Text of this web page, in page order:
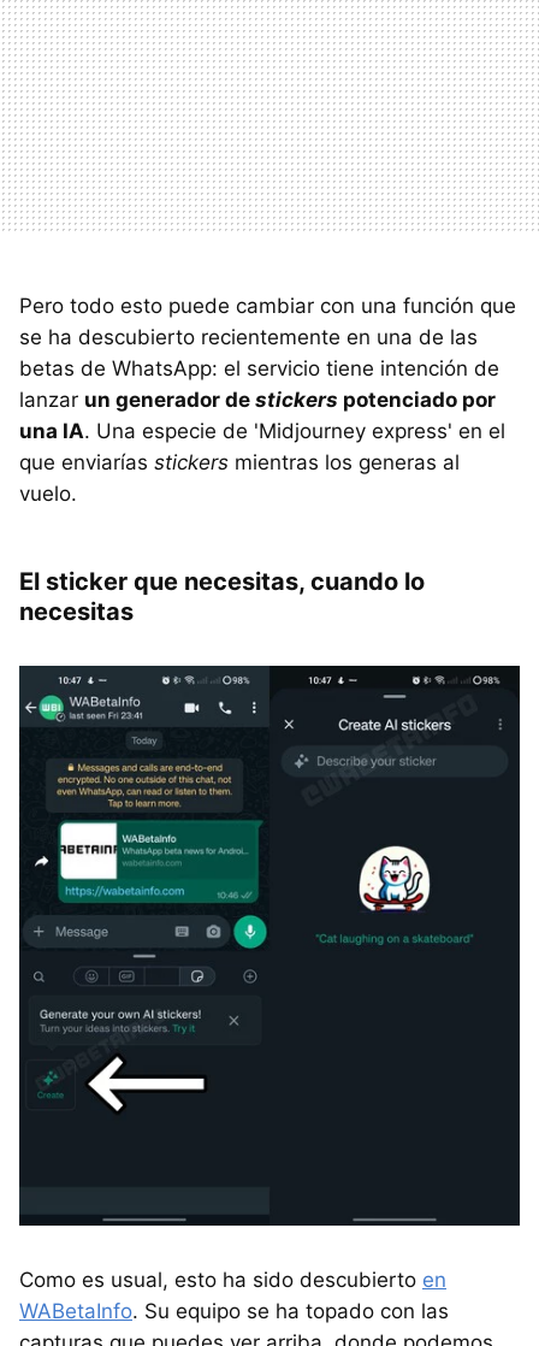
Pero todo esto puede cambiar con una función que
se ha descubierto recientemente en una de las
betas de WhatsApp: el servicio tiene intención de
lanzar un generador de stickers potenciado por
una IA. Una especie de 'Midjourney express' en el
que enviarías stickers mientras los generas al
vuelo.
El sticker que necesitas, cuando lo
necesitas
Como es usual, esto ha sido descubierto en
WABetaInfo. Su equipo se ha topado con las